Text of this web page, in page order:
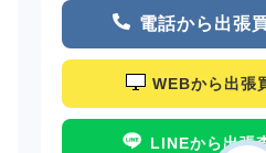
電話から出張
WEBから出張
LINEから出張